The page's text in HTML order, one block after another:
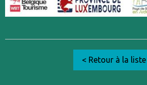
< Retour à la liste